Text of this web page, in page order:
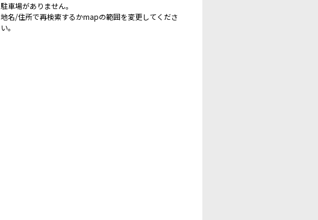
駐車場がありません。
地名/住所で再検索するかmapの範囲を変更してくださ
い。